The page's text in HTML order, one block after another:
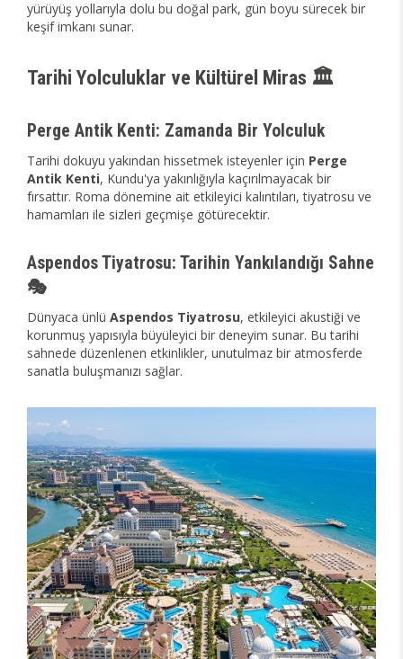
yürüyüş yollarıyla dolu bu doğal park, gün boyu sürecek bir
keşif imkanı sunar.
Tarihi Yolculuklar ve Kültürel Miras 🏛️
Perge Antik Kenti: Zamanda Bir Yolculuk
Tarihi dokuyu yakından hissetmek isteyenler için Perge
Antik Kenti, Kundu'ya yakınlığıyla kaçırılmayacak bir
fırsattır. Roma dönemine ait etkileyici kalıntıları, tiyatrosu ve
hamamları ile sizleri geçmişe götürecektir.
Aspendos Tiyatrosu: Tarihin Yankılandığı Sahne
🎭
Dünyaca ünlü Aspendos Tiyatrosu, etkileyici akustiği ve
korunmuş yapısıyla büyüleyici bir deneyim sunar. Bu tarihi
sahnede düzenlenen etkinlikler, unutulmaz bir atmosferde
sanatla buluşmanızı sağlar.